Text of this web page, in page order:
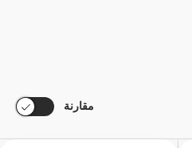
مقارنة